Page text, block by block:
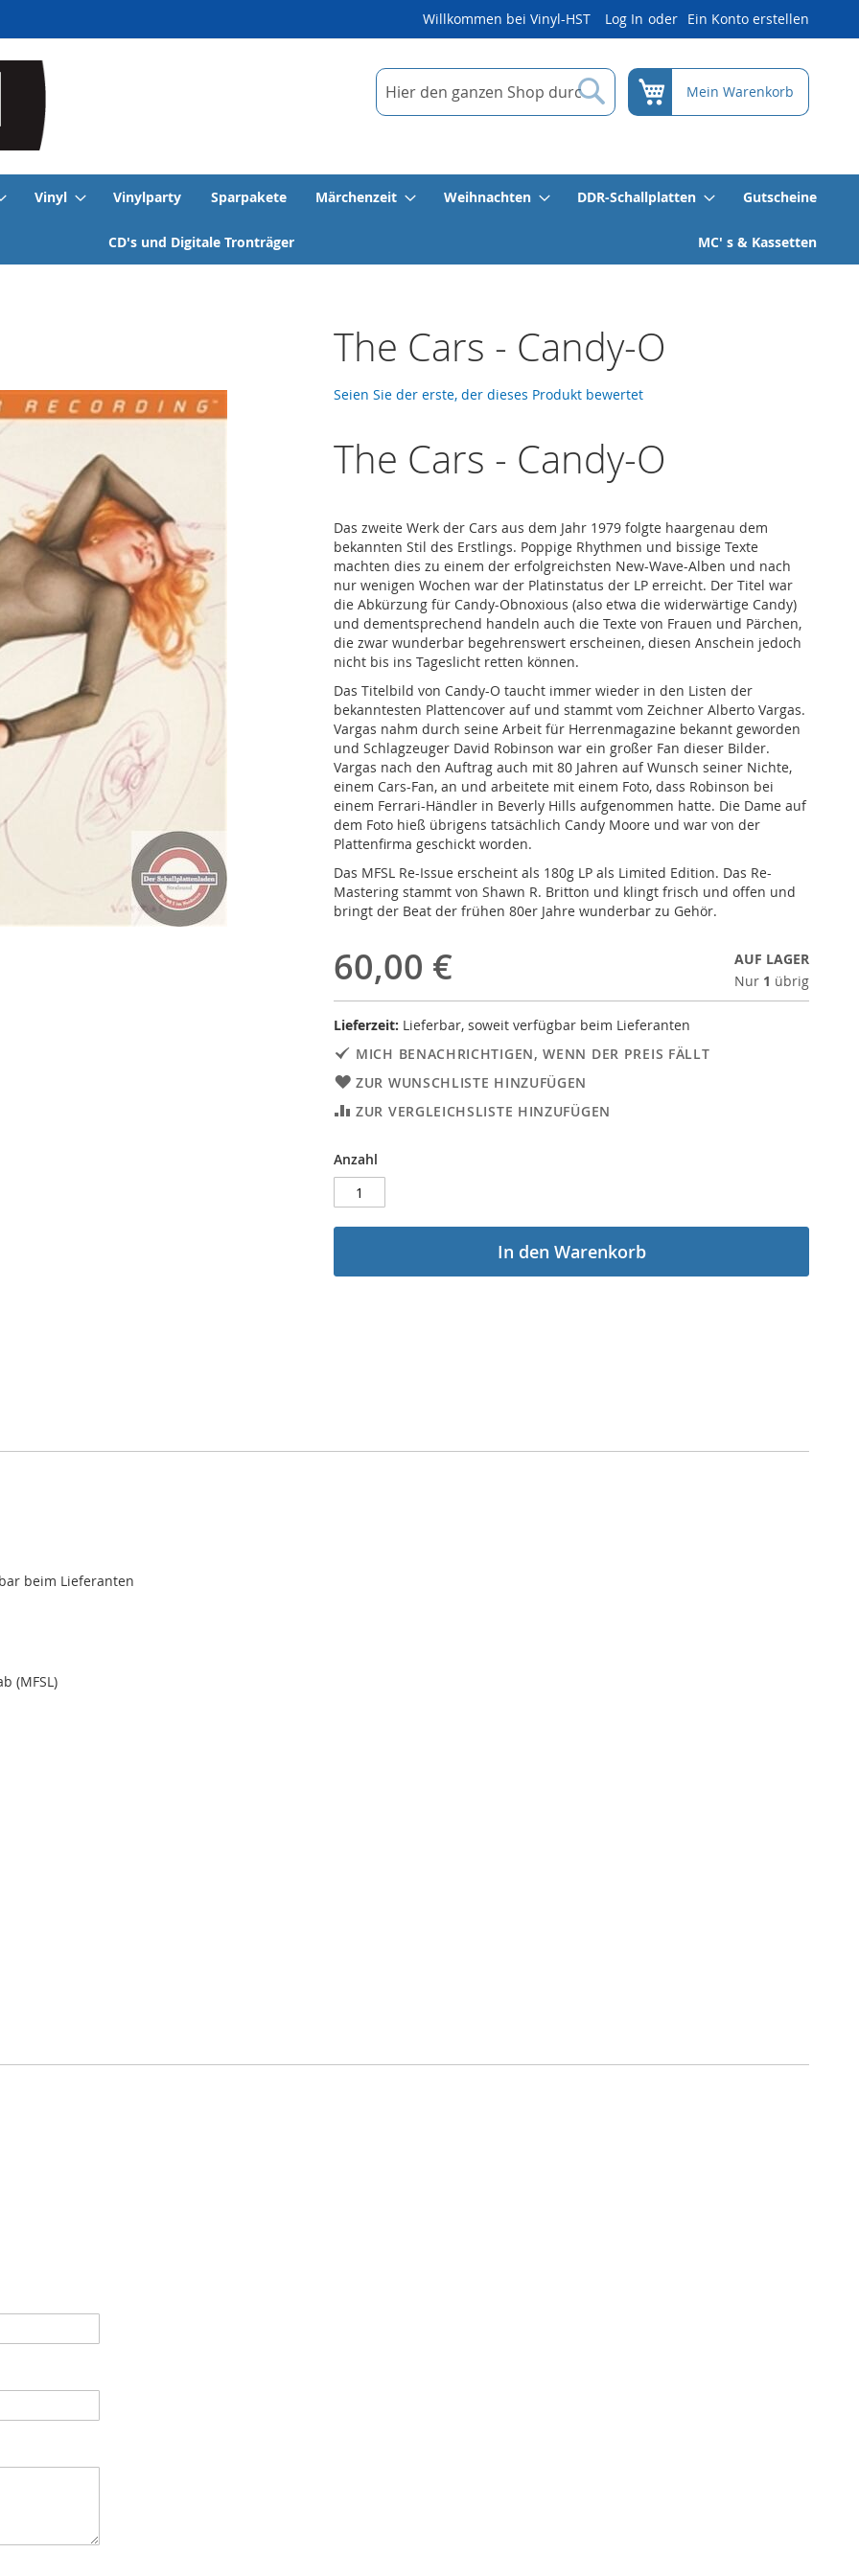
Willkommen bei Vinyl-HST Log In Ein Konto erstellen
Suche
Suche
Mein Warenkorb
Vinyl Vinylparty Sparpakete Märchenzeit Weihnachten DDR-Schallplatten Gutscheine
CD's und Digitale Tronträger MC' s & Kassetten
The Cars - Candy-O
Seien Sie der erste, der dieses Produkt bewertet
The Cars - Candy-O
Das zweite Werk der Cars aus dem Jahr 1979 folgte haargenau dem
bekannten Stil des Erstlings. Poppige Rhythmen und bissige Texte
machten dies zu einem der erfolgreichsten New-Wave-Alben und nach
nur wenigen Wochen war der Platinstatus der LP erreicht. Der Titel war
die Abkürzung für Candy-Obnoxious (also etwa die widerwärtige Candy)
und dementsprechend handeln auch die Texte von Frauen und Pärchen,
die zwar wunderbar begehrenswert erscheinen, diesen Anschein jedoch
nicht bis ins Tageslicht retten können.
Das Titelbild von Candy-O taucht immer wieder in den Listen der
bekanntesten Plattencover auf und stammt vom Zeichner Alberto Vargas.
Vargas nahm durch seine Arbeit für Herrenmagazine bekannt geworden
und Schlagzeuger David Robinson war ein großer Fan dieser Bilder.
Vargas nach den Auftrag auch mit 80 Jahren auf Wunsch seiner Nichte,
einem Cars-Fan, an und arbeitete mit einem Foto, dass Robinson bei
einem Ferrari-Händler in Beverly Hills aufgenommen hatte. Die Dame auf
dem Foto hieß übrigens tatsächlich Candy Moore und war von der
Plattenfirma geschickt worden.
Das MFSL Re-Issue erscheint als 180g LP als Limited Edition. Das Re-
Mastering stammt von Shawn R. Britton und klingt frisch und offen und
bringt der Beat der frühen 80er Jahre wunderbar zu Gehör.
60,00 €
AUF LAGER
Nur 1 übrig
Lieferzeit: Lieferbar, soweit verfügbar beim Lieferanten
MICH BENACHRICHTIGEN, WENN DER PREIS FÄLLT
ZUR WUNSCHLISTE HINZUFÜGEN
ZUR VERGLEICHSLISTE HINZUFÜGEN
Anzahl
In den Warenkorb
beim Lieferanten
(MFSL)